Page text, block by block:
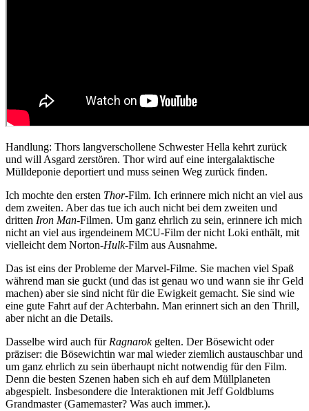
Handlung: Thors langverschollene Schwester Hella kehrt zurück
und will Asgard zerstören. Thor wird auf eine intergalaktische
Mülldeponie deportiert und muss seinen Weg zurück finden.
Ich mochte den ersten Thor-Film. Ich erinnere mich nicht an viel aus
dem zweiten. Aber das tue ich auch nicht bei dem zweiten und
dritten Iron Man-Filmen. Um ganz ehrlich zu sein, erinnere ich mich
nicht an viel aus irgendeinem MCU-Film der nicht Loki enthält, mit
vielleicht dem Norton-Hulk-Film aus Ausnahme.
Das ist eins der Probleme der Marvel-Filme. Sie machen viel Spaß
während man sie guckt (und das ist genau wo und wann sie ihr Geld
machen) aber sie sind nicht für die Ewigkeit gemacht. Sie sind wie
eine gute Fahrt auf der Achterbahn. Man erinnert sich an den Thrill,
aber nicht an die Details.
Dasselbe wird auch für Ragnarokgelten. Der Bösewicht oder
präziser: die Bösewichtin war mal wieder ziemlich austauschbar und
um ganz ehrlich zu sein überhaupt nicht notwendig für den Film.
Denn die besten Szenen haben sich eh auf dem Müllplaneten
abgespielt. Insbesondere die Interaktionen mit Jeff Goldblums
Grandmaster (Gamemaster? Was auch immer.).